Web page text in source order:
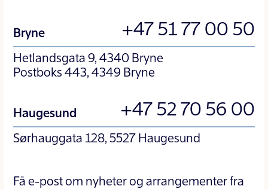
Bryne +47 51 77 00 50
Hetlandsgata 9, 4340 Bryne
Postboks 443, 4349 Bryne
Haugesund +47 52 70 56 00
Sørhauggata 128, 5527 Haugesund
Få e-post om nyheter og arrangementer fra